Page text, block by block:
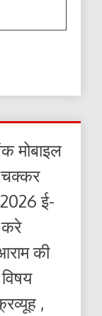
मोबाइल
ई-
की
,